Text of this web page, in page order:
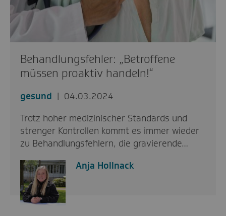
Behandlungsfehler: „Betroffene
müssen proaktiv handeln!“
gesund
04.03.2024
Trotz hoher medizinischer Standards und
strenger Kontrollen kommt es immer wieder
zu Behandlungsfehlern, die gravierende…
Anja Hollnack